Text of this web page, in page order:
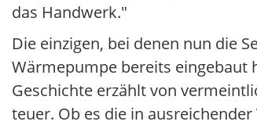
das Handwerk."
Die einzigen, bei denen nun die
Wärmepumpe bereits eingebaut
Geschichte erzählt von
teuer. Ob es die in